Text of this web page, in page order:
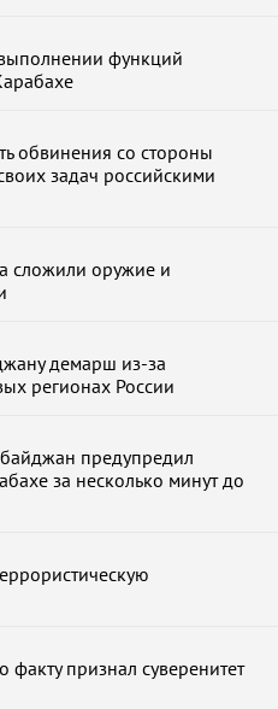
функций
обвинения со стороны
задач российскими
сложили оружие и
демарш из-за
регионах России
предупредил
за несколько минут до
факту признал суверенитет